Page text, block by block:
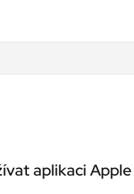
index at:
pages before
aplikaci